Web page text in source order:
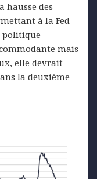
hausse des
à la Fed
politique
mais
elle devrait
la deuxième